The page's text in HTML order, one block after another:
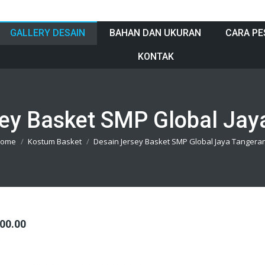
GALLERY DESAIN BAHAN DAN UKURAN CARA
KONTAK
Basket SMP Global
are here:Kostum Basket Desain Jersey Basket SMP Global Jaya